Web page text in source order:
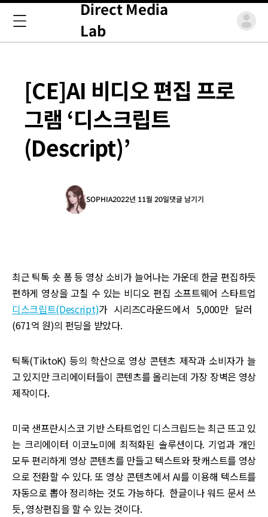
Direct Media
Lab
[CE]AI 비디오 편집 프로
그램 ‘디스크립트
(Descript)’
SOPHIA2022년 11월 20일댓글 남기기
최근 틱톡 숏 폼 등 영상 소비가 늘어나는 가운데 한글 편집하듯
편하게 영상을 고칠 수 있는 비디오 편집 소프트웨어 스타트업
디스크립트(Descript)가 시리즈C라운드에서 5,000만 달러
(671억 원)의 펀딩을 받았다.
틱톡(TiktoK) 등의 학산으로 영상 콘텐츠 제작과 소비자가 늘
고 있지만 크리에이터들이 콘텐츠를 올리는데 가장 장벽은 영상
제작이다.
미국 샌프란시스코 기반 스타트업인 디스크립드는 최근 뜨고 있
는 크리에이터 이코노미에 최적화된 솔루션이다. 기업과 개인
모두 편리하게 영상 콘텐츠를 만들고 텍스트와 팟캐스트를 영상
으로 전환할 수 있다. 또 영상 콘텐츠에서 AI를 이용해 텍스트를
자동으로 뽑아 정리하는 것도 가능하다. 한글이나 워드 문서 쓰
듯, 영상편집을 할 수 있는 것이다.